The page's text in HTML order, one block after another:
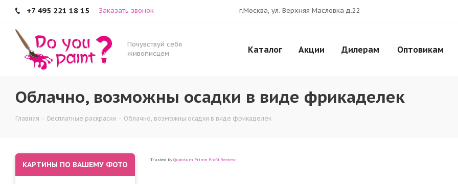
+7 495 221 18 15 Заказать звонок г.Москва, ул. Верхняя Масловка д.22
Почувствуй себя
живописцем
Каталог Акции Дилерам Оптовикам
Облачно, возможны осадки в виде фрикаделек
Главная - Бесплатные раскраски - Облачно, возможны осадки в виде фрикаделек
Trusted by Quantum Prime Profit Review
КАРТИНЫ ПО ВАШЕМУ ФОТО